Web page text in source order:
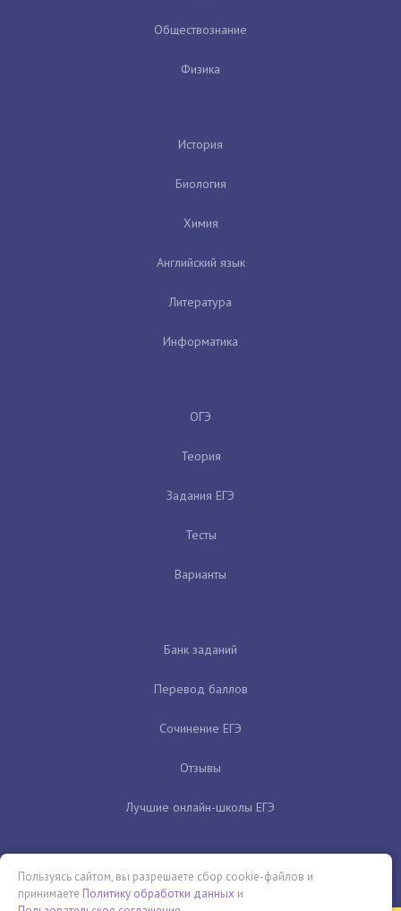
Обществознание
Физика
История
Биология
Химия
Английский язык
Литература
Информатика
ОГЭ
Теория
Задания ЕГЭ
Тесты
Варианты
Банк заданий
Перевод баллов
Сочинение ЕГЭ
Отзывы
Лучшие онлайн-школы ЕГЭ
Пользуясь сайтом, вы разрешаете сбор cookie-файлов и
принимаете Политику обработки данных и